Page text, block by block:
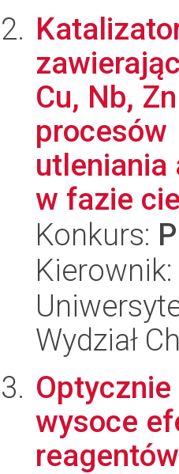
Cu, Nb,
procesów
utleniania
w fazie
Konkurs:
Wydział
wysoce